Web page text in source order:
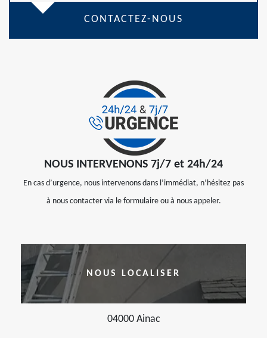
CONTACTEZ-NOUS
NOUS INTERVENONS 7j/7 et 24h/24
En cas d’urgence, nous intervenons dans l’immédiat, n’hésitez pas
à nous contacter via le formulaire ou à nous appeler.
NOUS LOCALISER
04000 Ainac